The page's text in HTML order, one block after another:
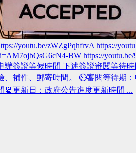
youtu.be/zWZgPqhfrvA https://
BW https://
辦簽證等候時間 下述簽證審閱等待
、補件、郵寄時間。 ⏲️審閱等待期
📆更新日：政府公告進度更新時間 ...